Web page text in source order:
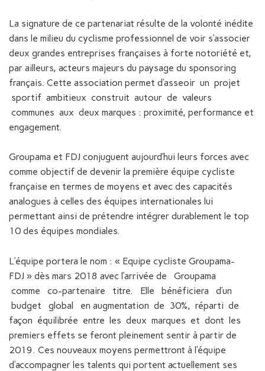
La signature de ce partenariat résulte de la volonté inédite
dans le milieu du cyclisme professionnel de voir s’associer
deux grandes entreprises françaises à forte notoriété et,
par ailleurs, acteurs majeurs du paysage du sponsoring
français. Cette association permet d’asseoir un projet
sportif ambitieux construit autour de valeurs
communes aux deux marques : proximité, performance et
engagement.
Groupama et FDJ conjuguent aujourd’hui leurs forces avec
comme objectif de devenir la première équipe cycliste
française en termes de moyens et avec des capacités
analogues à celles des équipes internationales lui
permettant ainsi de prétendre intégrer durablement le top
10 des équipes mondiales.
L’équipe portera le nom : « Equipe cycliste Groupama-
FDJ » dès mars 2018 avec l’arrivée de Groupama
comme co-partenaire titre. Elle bénéficiera d’un
budget global en augmentation de 30%, réparti de
façon équilibrée entre les deux marques et dont les
premiers effets se feront pleinement sentir à partir de
2019. Ces nouveaux moyens permettront à l’équipe
d’accompagner les talents qui portent actuellement ses